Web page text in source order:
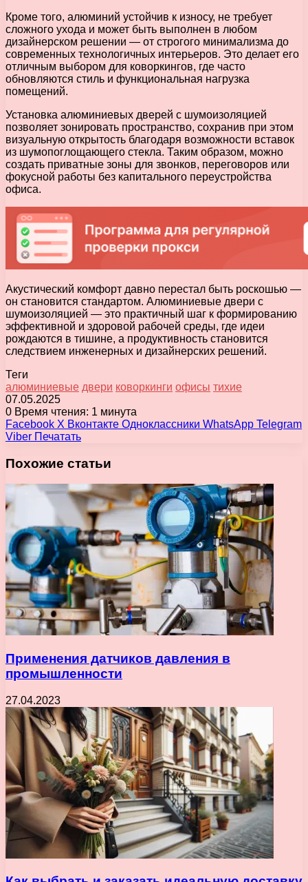
Кроме того, алюминий устойчив к износу, не требует
сложного ухода и может быть выполнен в любом
дизайнерском решении — от строгого минимализма до
современных технологичных интерьеров. Это делает его
отличным выбором для коворкингов, где часто
обновляются стиль и функциональная нагрузка
помещений.
Установка алюминиевых дверей с шумоизоляцией
позволяет зонировать пространство, сохранив при этом
визуальную открытость благодаря возможности вставок
из шумопоглощающего стекла. Таким образом, можно
создать приватные зоны для звонков, переговоров или
фокусной работы без капитального переустройства
офиса.
Акустический комфорт давно перестал быть роскошью —
он становится стандартом. Алюминиевые двери с
шумоизоляцией — это практичный шаг к формированию
эффективной и здоровой рабочей среды, где идеи
рождаются в тишине, а продуктивность становится
следствием инженерных и дизайнерских решений.
Теги
алюминиевые двери коворкинги офисы тихие
07.05.2025
0 Время чтения: 1 минута
Facebook X Вконтакте Одноклассники WhatsApp Telegram
Viber Печатать
Похожие статьи
Применения датчиков давления в
промышленности
27.04.2023